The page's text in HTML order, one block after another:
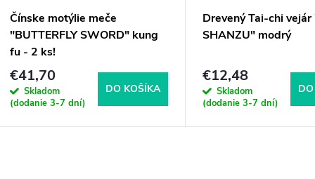
Čínske motýlie meče
"BUTTERFLY SWORD" kung
fu - 2 ks!
€41,70
Skladom
(dodanie 3-7 dní)
DO KOŠÍKA
Drevený Tai-chi
SHANZU" modrý
€12,48
Skladom
(dodanie 3-7 dní)